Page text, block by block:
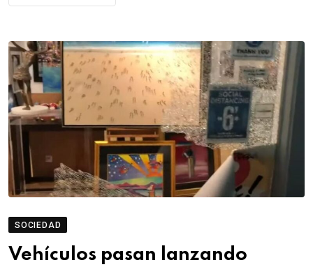
SOCIEDAD
Vehículos pasan lanzando